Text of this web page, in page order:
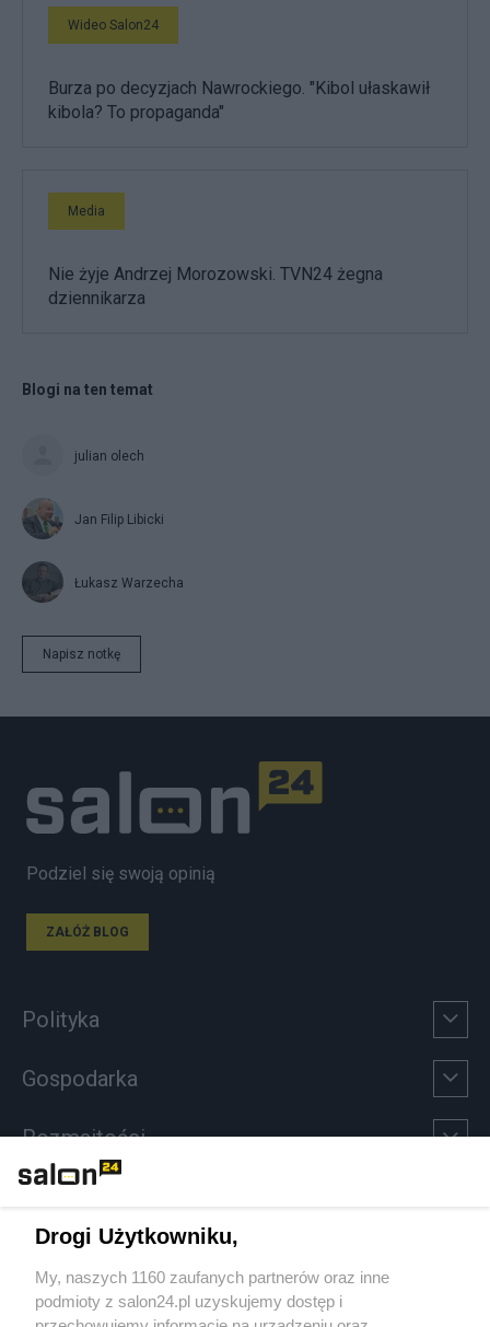
Wideo Salon24
Burza po decyzjach Nawrockiego. "Kibol ułaskawił
kibola? To propaganda"
Media
Nie żyje Andrzej Morozowski. TVN24 żegna
dziennikarza
Blogi na ten temat
julian olech
Jan Filip Libicki
Łukasz Warzecha
Napisz notkę
Podziel się swoją opinią
ZAŁÓŻ BLOG
Polityka
Gospodarka
Rozmaitości
Sport
Społeczeństwo
Drogi Użytkowniku,
My, naszych 1160 zaufanych partnerów oraz inne
podmioty z salon24.pl uzyskujemy dostęp i